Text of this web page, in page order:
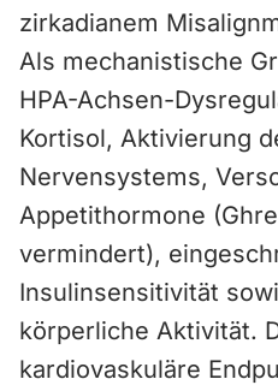
zirkadianem
Als mechanistische
HPA-Achsen-
Kortisol, Aktivierung
Nervensystems,
Appetithormone
vermindert),
Insulinsensitivität
körperliche Aktivität.
kardiovaskuläre